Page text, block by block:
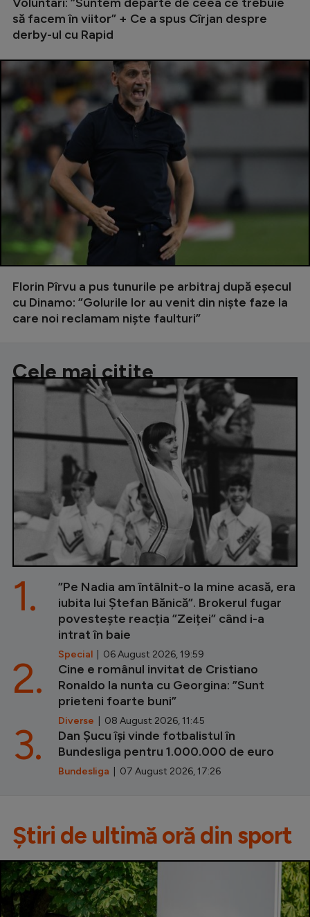
să facem în viitor” + Ce a spus Cîrjan despre
derby-ul cu Rapid
Florin Pîrvu a pus tunurile pe arbitraj după eșecul
cu Dinamo: ”Golurile lor au venit din niște faze la
care noi reclamam niște faulturi”
Cele mai citite
”Pe Nadia am întâlnit-o la mine acasă, era
iubita lui Ștefan Bănică”. Brokerul fugar
povestește reacția ”Zeiței” când i-a
intrat în baie
Special | 06 August 2026, 19:59
1.
Cine e românul invitat de Cristiano
Ronaldo la nunta cu Georgina: ”Sunt
prieteni foarte buni”
Diverse | 08 August 2026, 11:45
2.
Dan Șucu își vinde fotbalistul în
Bundesliga pentru 1.000.000 de euro
Bundesliga | 07 August 2026, 17:26
3.
Știri de ultimă oră din sport